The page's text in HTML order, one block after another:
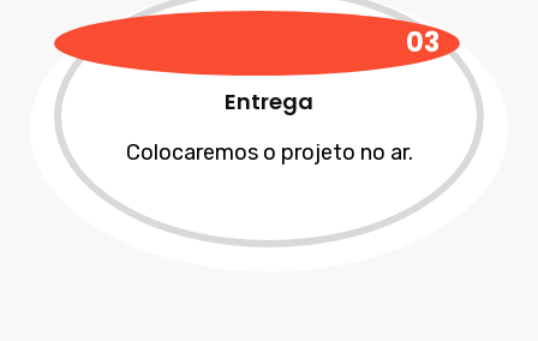
03
Entrega
Colocaremos o projeto no ar.